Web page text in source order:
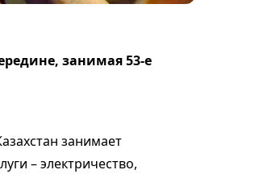
занимая 53-е
занимает
– электричество,